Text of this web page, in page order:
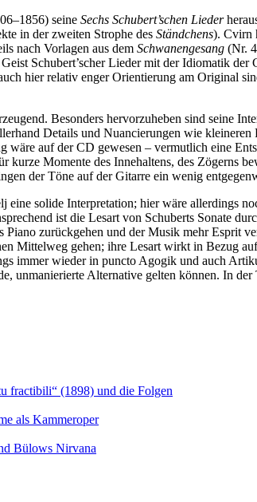
seine Sechs Schubert’schen Lieder
in der zweiten Strophe des Ständchens). Cvirn
nach Vorlagen aus dem Schwanengesang (Nr. 4
Schubert’scher Lieder mit der Idiomatik
hier relativ enger Orientierung am Original
Besonders hervorzuheben sind seine
Details und Nuancierungen wie
wäre auf der CD gewesen – vermutlich eine
Momente des Innehaltens, des Zögerns
der Töne auf der Gitarre ein wenig
eine solide Interpretation; hier wäre allerdings
ist die Lesart von Schuberts Sonate
Piano zurückgehen und der Musik mehr Esprit
Mittelweg gehen; ihre Lesart wirkt in Bezug
immer wieder in puncto Agogik und auch
unmanierierte Alternative gelten können. In
fractibili“ (1898) und die Folgen
als Kammeroper
Bülows Nirvana